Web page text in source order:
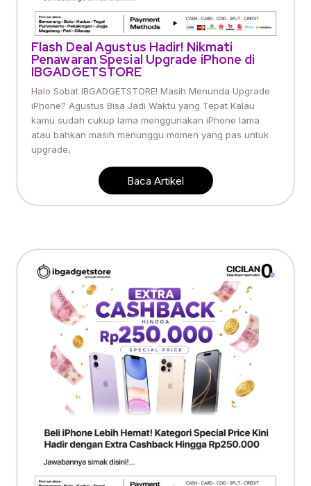
Flash Deal Agustus Hadir! Nikmati
Penawaran Spesial Upgrade iPhone di
IBGADGETSTORE
Halo Sobat IBGADGETSTORE! Masih Menunda Upgrade
iPhone? Agustus Bisa Jadi Waktu yang Tepat Kalau
kamu sudah cukup lama menggunakan iPhone lama
atau bahkan masih menunggu momen yang pas untuk
upgrade,
Baca Artikel